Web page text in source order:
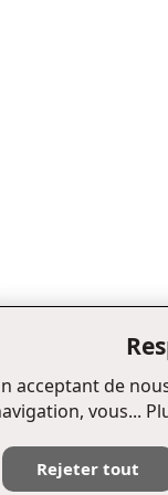
acceptant de
vous...
Rejeter tout